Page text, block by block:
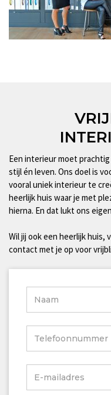
Een interieur moet
stijl én leven. Ons doel is
vooral uniek interieur te
heerlijk huis waar je met
hierna. En dat lukt ons
Wil jij ook een heerlijk huis,
contact met je op voor